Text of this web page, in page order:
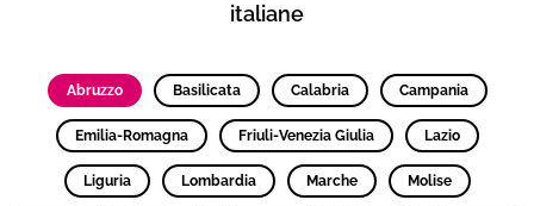
italiane
Abruzzo Basilicata Calabria Campania
Emilia-Romagna Friuli-Venezia Giulia Lazio
Liguria Lombardia Marche Molise